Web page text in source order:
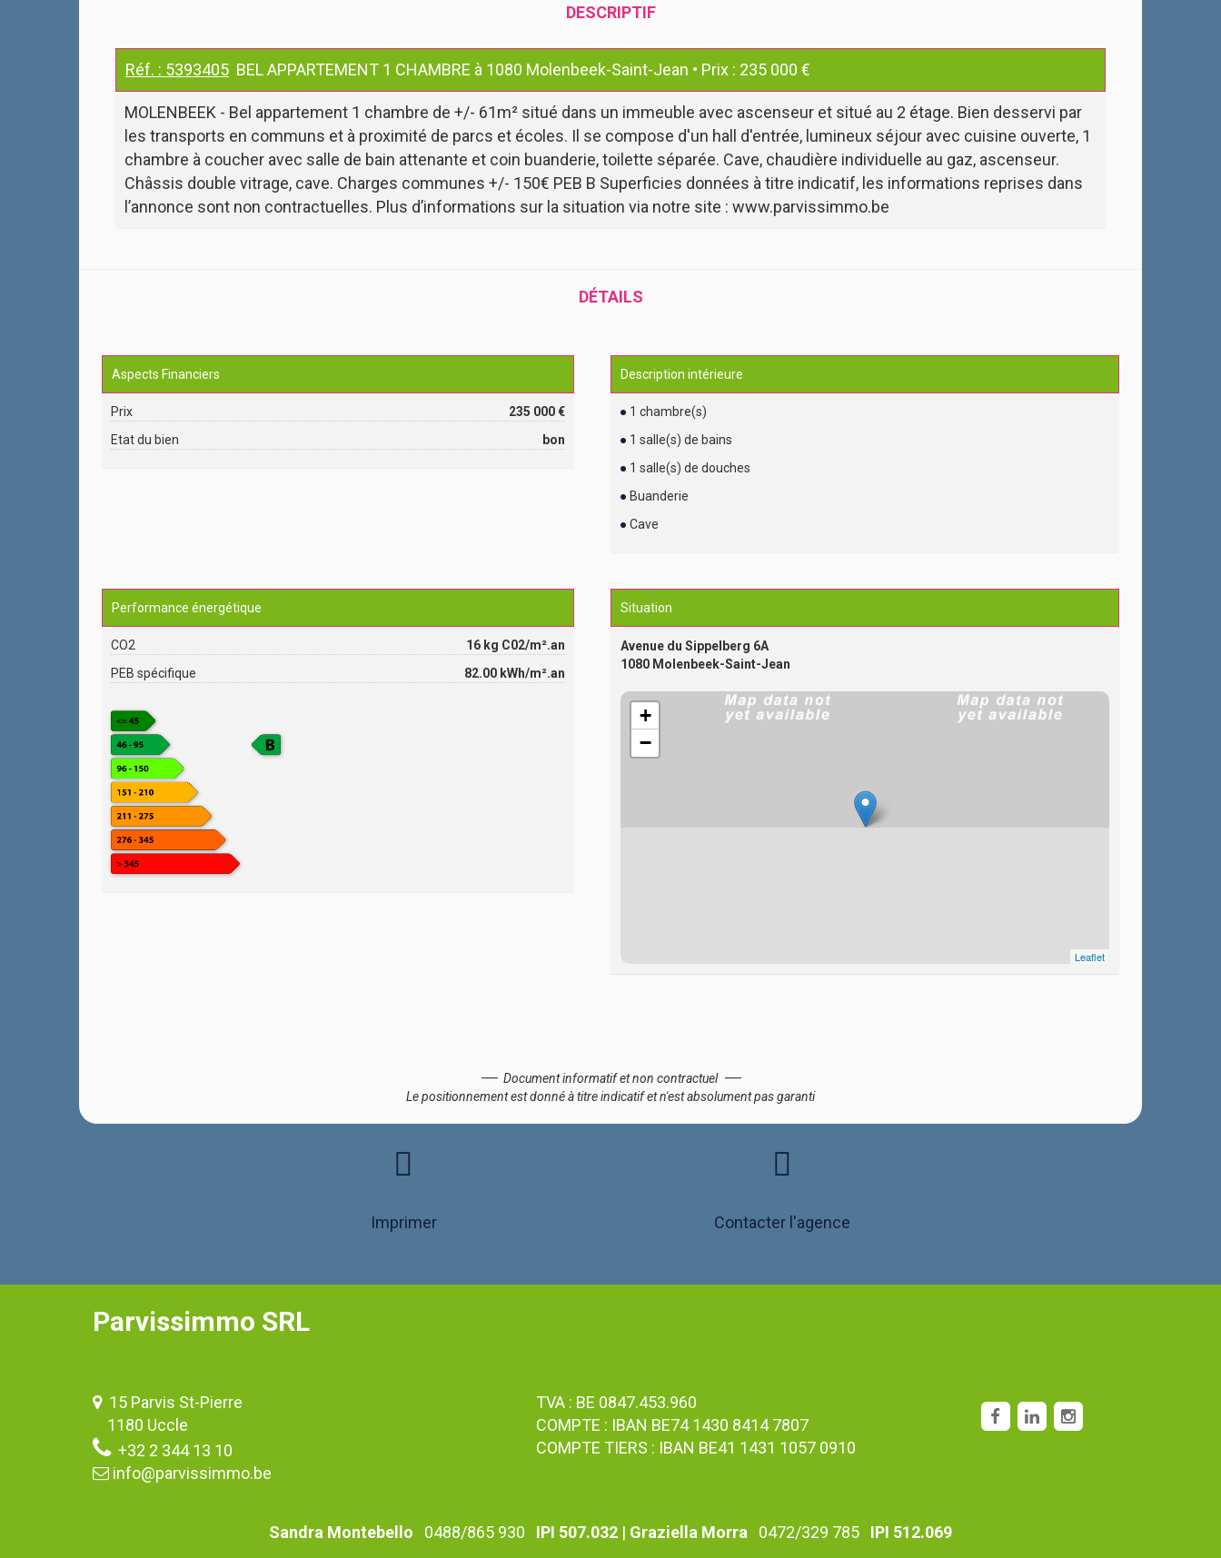
DESCRIPTIF
Réf. : 5393405 BEL APPARTEMENT 1 CHAMBRE à 1080 Molenbeek-Saint-Jean • Prix : 235 000 €
MOLENBEEK - Bel appartement 1 chambre de +/- 61m² situé dans un immeuble avec ascenseur et situé au 2 étage. Bien desservi par
les transports en communs et à proximité de parcs et écoles. Il se compose d'un hall d'entrée, lumineux séjour avec cuisine ouverte, 1
chambre à coucher avec salle de bain attenante et coin buanderie, toilette séparée. Cave, chaudière individuelle au gaz, ascenseur.
Châssis double vitrage, cave. Charges communes +/- 150€ PEB B Superficies données à titre indicatif, les informations reprises dans
l’annonce sont non contractuelles. Plus d’informations sur la situation via notre site : www.parvissimmo.be
DÉTAILS
Aspects Financiers
Prix
235 000 €
Etat du bien
bon
Description intérieure
1 chambre(s)
1 salle(s) de bains
1 salle(s) de douches
Buanderie
Cave
Performance énergétique
CO2
16 kg C02/m².an
PEB spécifique
82.00 kWh/m².an
Situation
Avenue du Sippelberg 6A
1080 Molenbeek-Saint-Jean
+
−
Leaflet
Document informatif et non contractuel
Le positionnement est donné à titre indicatif et n'est absolument pas garanti
Imprimer Contacter l'agence
Parvissimmo SRL
15 Parvis St-Pierre
1180 Uccle
+32 2 344 13 10
info@parvissimmo.be
TVA : BE 0847.453.960
COMPTE : IBAN BE74 1430 8414 7807
COMPTE TIERS : IBAN BE41 1431 1057 0910
Sandra Montebello 0488/865 930 IPI 507.032 | Graziella Morra 0472/329 785 IPI 512.069